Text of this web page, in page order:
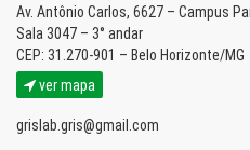
Av. Antônio Carlos, 6627 – Campus
Sala 3047 – 3° andar
CEP: 31.270-901 – Belo Horizonte/MG
ver mapa
grislab.gris@gmail.com